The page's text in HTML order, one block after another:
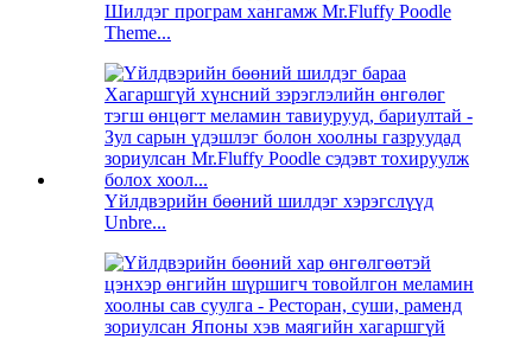
Шилдэг програм хангамж Mr.Fluffy Poodle
Theme...
Үйлдвэрийн бөөний шилдэг хэрэгслүүд
Unbre...